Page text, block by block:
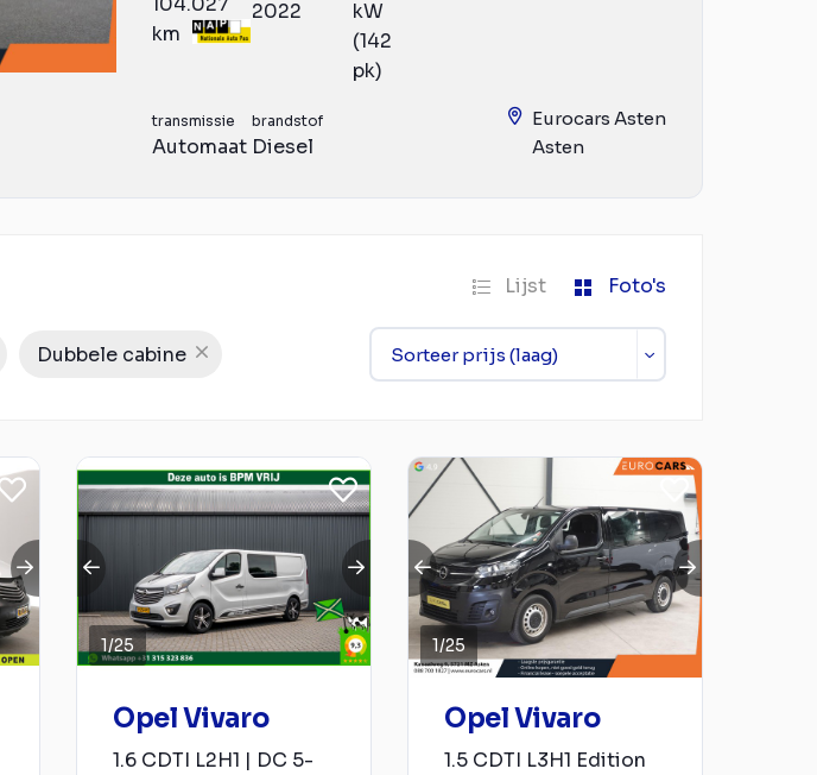
km
2022
kW
(142
pk)
transmissie
Automaat
brandstof
Diesel
Eurocars Asten
Asten
Lijst Foto's
Dubbele cabine
1/25
Opel Vivaro
1.6 CDTI L2H1 | DC 5-
1/25
Opel Vivaro
1.5 CDTI L3H1 Edition